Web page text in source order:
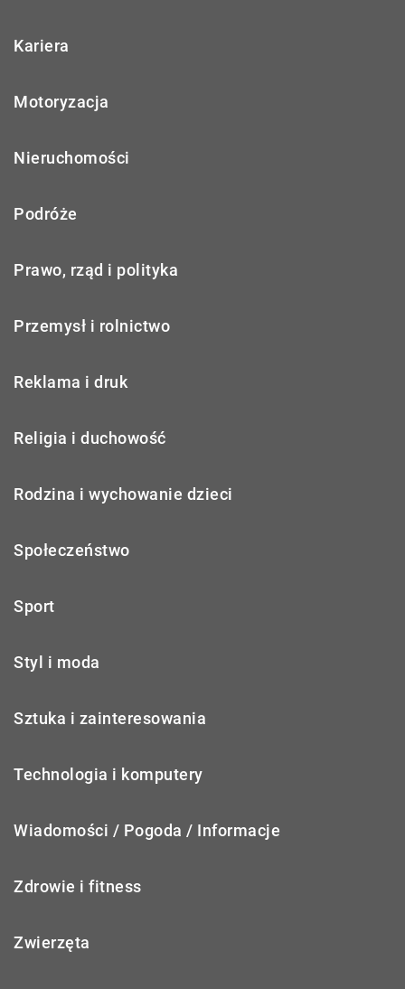
Kariera
Motoryzacja
Nieruchomości
Podróże
Prawo, rząd i polityka
Przemysł i rolnictwo
Reklama i druk
Religia i duchowość
Rodzina i wychowanie dzieci
Społeczeństwo
Sport
Styl i moda
Sztuka i zainteresowania
Technologia i komputery
Wiadomości / Pogoda / Informacje
Zdrowie i fitness
Zwierzęta